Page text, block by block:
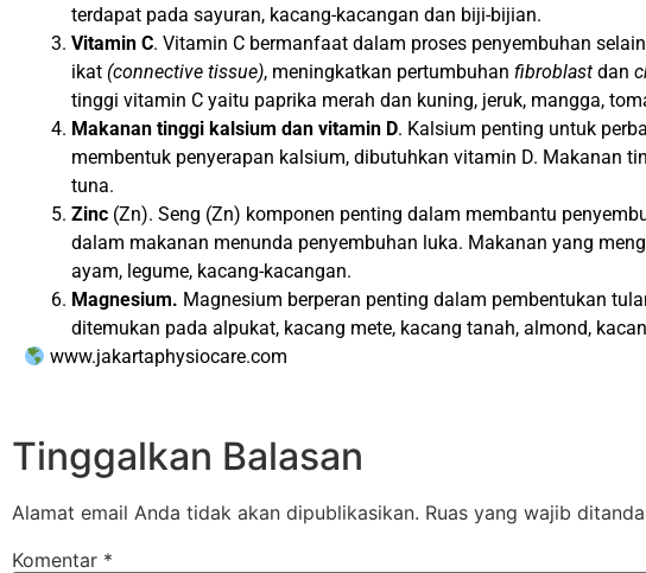
terdapat pada sayuran, kacang-kacangan dan biji-bijian.
Vitamin C. Vitamin C bermanfaat dalam proses penyembuhan
ikat (connective tissue), meningkatkan pertumbuhan fibroblast dan
tinggi vitamin C yaitu paprika merah dan kuning, jeruk, mangga,
Makanan tinggi kalsium dan vitamin D. Kalsium penting untuk
membentuk penyerapan kalsium, dibutuhkan vitamin D. Makanan
tuna.
Zinc (Zn). Seng (Zn) komponen penting dalam membantu
dalam makanan menunda penyembuhan luka. Makanan yang
ayam, legume, kacang-kacangan.
Magnesium. Magnesium berperan penting dalam pembentukan
ditemukan pada alpukat, kacang mete, kacang tanah, almond,
www.jakartaphysiocare.com
Tinggalkan Balasan
Alamat email Anda tidak akan dipublikasikan. Ruas yang wajib
Komentar *